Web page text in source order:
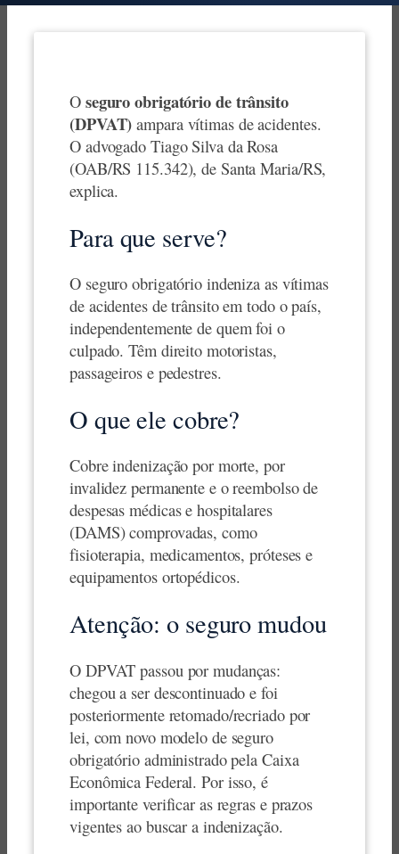
O seguro obrigatório de trânsito
(DPVAT) ampara vítimas de acidentes.
O advogado Tiago Silva da Rosa
(OAB/RS 115.342), de Santa Maria/RS,
explica.
Para que serve?
O seguro obrigatório indeniza as vítimas
de acidentes de trânsito em todo o país,
independentemente de quem foi o
culpado. Têm direito motoristas,
passageiros e pedestres.
O que ele cobre?
Cobre indenização por morte, por
invalidez permanente e o reembolso de
despesas médicas e hospitalares
(DAMS) comprovadas, como
fisioterapia, medicamentos, próteses e
equipamentos ortopédicos.
Atenção: o seguro mudou
O DPVAT passou por mudanças:
chegou a ser descontinuado e foi
posteriormente retomado/recriado por
lei, com novo modelo de seguro
obrigatório administrado pela Caixa
Econômica Federal. Por isso, é
importante verificar as regras e prazos
vigentes ao buscar a indenização.